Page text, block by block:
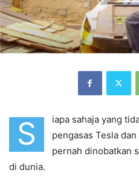
S iapa sahaja yang
pengasas Tesla
pernah dinobatkan
di dunia.